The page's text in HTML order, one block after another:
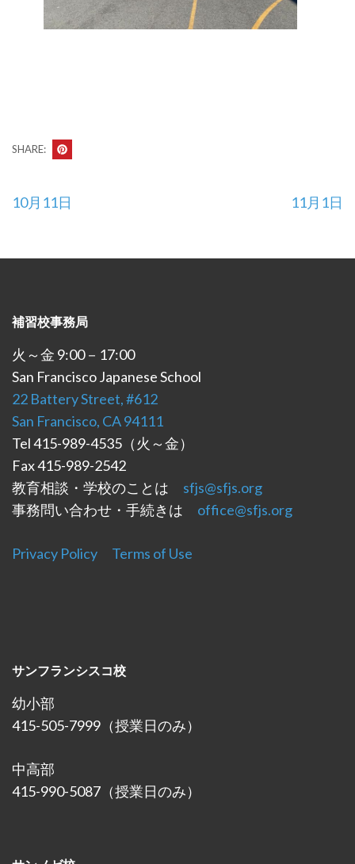
SHARE:
投
ビ
ー
シ
ョ
ン
10月11日 11月1日
補習校事務局
火～金 9:00－17:00
San Francisco Japanese School
22 Battery Street, #612
San Francisco, CA 94111
Tel 415-989-4535（火～金）
Fax 415-989-2542
教育相談・学校のことは sfjs@sfjs.org
事務問い合わせ・手続きは office@sfjs.org
Privacy Policy Terms of Use
サンフランシスコ校
幼小部
415-505-7999（授業日のみ）
中高部
415-990-5087（授業日のみ）